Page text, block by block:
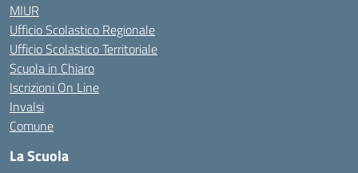
MIUR
Ufficio Scolastico Regionale
Ufficio Scolastico Territoriale
Scuola in Chiaro
Iscrizioni On Line
Invalsi
Comune
La Scuola